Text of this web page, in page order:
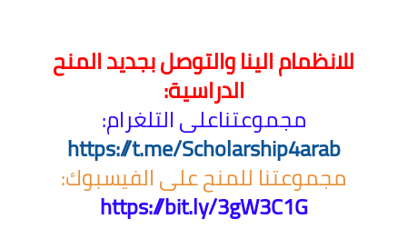
للانظمام الينا والتوصل بجديد المنح
الدراسية:
مجموعتناعلى التلغرام:
https://t.me/Scholarship4arab
مجموعتنا للمنح على الفيسبوك:
https://bit.ly/3gW3C1G